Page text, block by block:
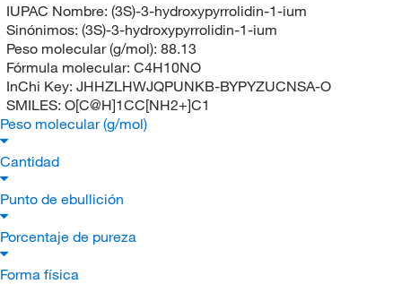
IUPAC Nombre: (3S)-3-hydroxypyrrolidin-1-ium
Sinónimos: (3S)-3-hydroxypyrrolidin-1-ium
Peso molecular (g/mol): 88.13
Fórmula molecular: C4H10NO
InChi Key: JHHZLHWJQPUNKB-BYPYZUCNSA-O
SMILES: O[C@H]1CC[NH2+]C1
Peso molecular (g/mol)
Cantidad
Punto de ebullición
Porcentaje de pureza
Forma física